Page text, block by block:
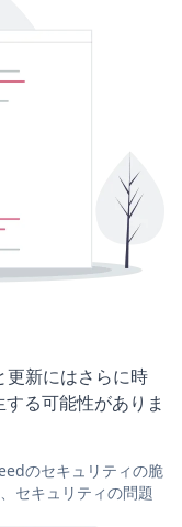
新にはさらに時
る可能性がありま
のセキュリティの脆
セキュリティの問題